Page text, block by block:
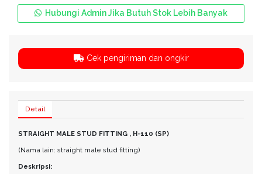
Hubungi Admin Jika Butuh Stok Lebih Banyak
Cek pengiriman dan ongkir
Detail
STRAIGHT MALE STUD FITTING , H-110 (SP)
(Nama lain: straight male stud fitting)
Deskripsi: